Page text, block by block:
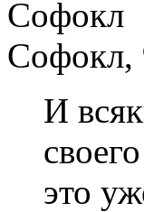
Софокл,
И
это